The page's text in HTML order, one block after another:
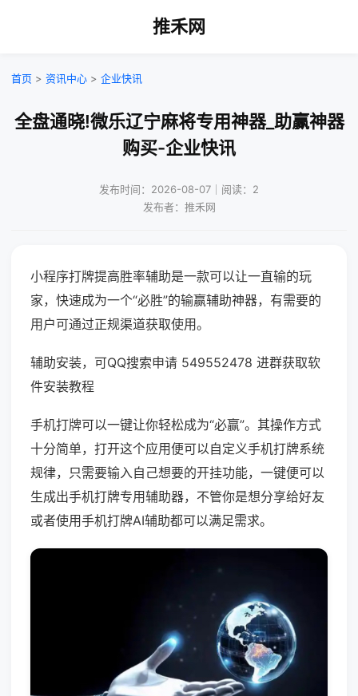
推禾网
首页 > 资讯中心 > 企业快讯
全盘通晓!微乐辽宁麻将专用神器_助赢神器
购买-企业快讯
发布时间：2026-08-07｜阅读：2
发布者：推禾网
小程序打牌提高胜率辅助是一款可以让一直输的玩
家，快速成为一个“必胜”的输赢辅助神器，有需要的
用户可通过正规渠道获取使用。
辅助安装，可QQ搜索申请 549552478 进群获取软
件安装教程
手机打牌可以一键让你轻松成为“必赢”。其操作方式
十分简单，打开这个应用便可以自定义手机打牌系统
规律，只需要输入自己想要的开挂功能，一键便可以
生成出手机打牌专用辅助器，不管你是想分享给好友
或者使用手机打牌AI辅助都可以满足需求。